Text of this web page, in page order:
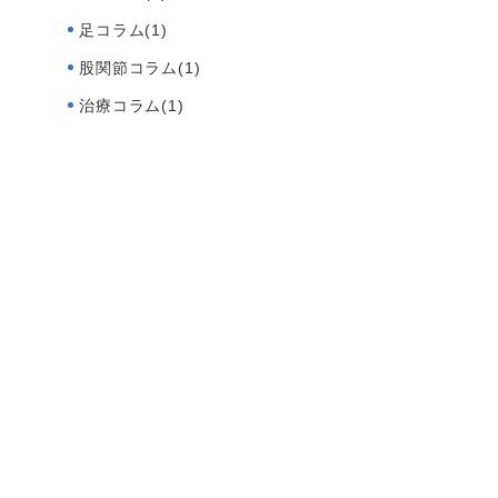
足コラム(1)
股関節コラム(1)
治療コラム(1)